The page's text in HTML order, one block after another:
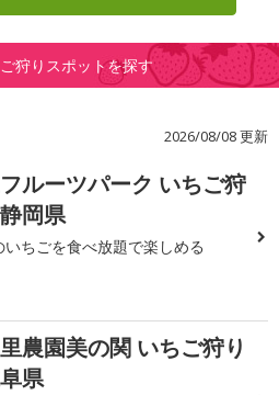
狩りスポットを探す
2026/08/08 更新
ルーツパーク いちご狩
岡県
いちごを食べ放題で楽しめる
農園美の関 いちご狩り
県